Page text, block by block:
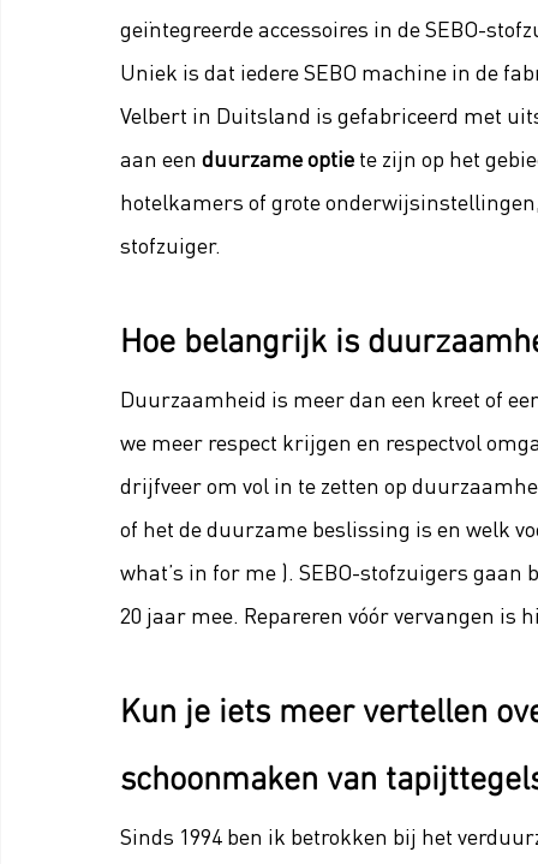
geïntegreerde accessoires in de SEBO-
Uniek is dat iedere SEBO machine in de
Velbert in Duitsland is gefabriceerd met
aan een duurzame optie te zijn op het
hotelkamers of grote
stofzuiger.
Hoe belangrijk is
Duurzaamheid is meer dan een kreet of
we meer respect krijgen en respectvol
drijfveer om vol in te zetten op
of het de duurzame beslissing is en welk
what’s in for me ). SEBO-stofzuigers
20 jaar mee. Repareren vóór vervangen is
Kun je iets meer vertellen
schoonmaken van
Sinds 1994 ben ik betrokken bij het